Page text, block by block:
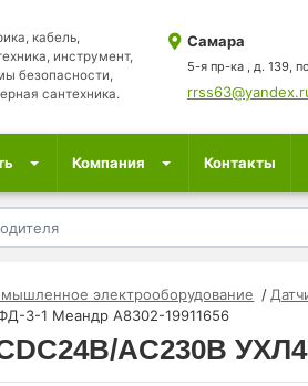
кабель,
инструмент,
безопасности,
сантехника.
Самара
5-я пр-ка , д. 139,
Компания Контакты
электрооборудование
3-1 Меандр A8302-19911656
AC230В